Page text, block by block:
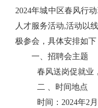
2024年城中区春风行
人才服务活动,活动以
极参会，具体安排如下
一、招聘会主题
春风送岗促就业
二
时间地点
时间： 2024年2 月